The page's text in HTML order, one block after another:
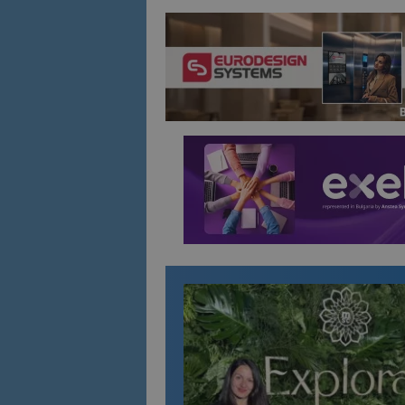
Име
is_visitor_unique
_ga_B09EBBY8PY
_ga
Име
sc_is_visitor_unique